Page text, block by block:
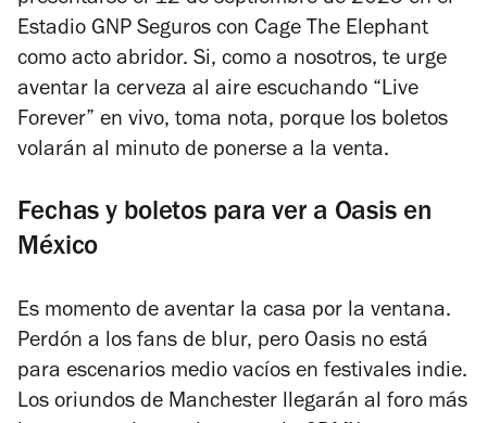
Estadio GNP Seguros con Cage The Elephant
como acto abridor. Si, como a nosotros, te urge
aventar la cerveza al aire escuchando “Live
Forever” en vivo, toma nota, porque los boletos
volarán al minuto de ponerse a la venta.
Fechas y boletos para ver a Oasis en
México
Es momento de aventar la casa por la ventana.
Perdón a los fans de blur, pero Oasis no está
para escenarios medio vacíos en festivales indie.
Los oriundos de Manchester llegarán al foro más